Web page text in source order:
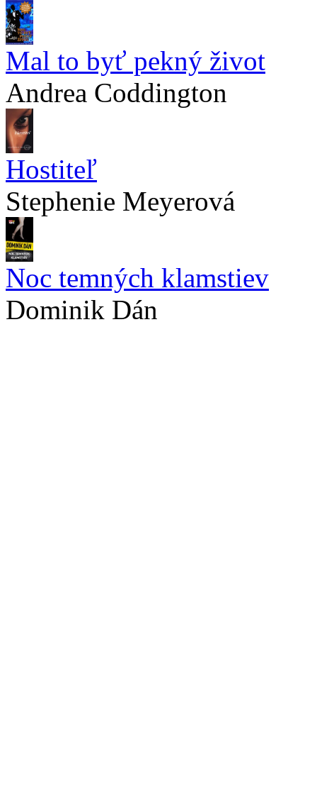
Mal to byť pekný život
Andrea Coddington
Hostiteľ
Stephenie Meyerová
Noc temných klamstiev
Dominik Dán